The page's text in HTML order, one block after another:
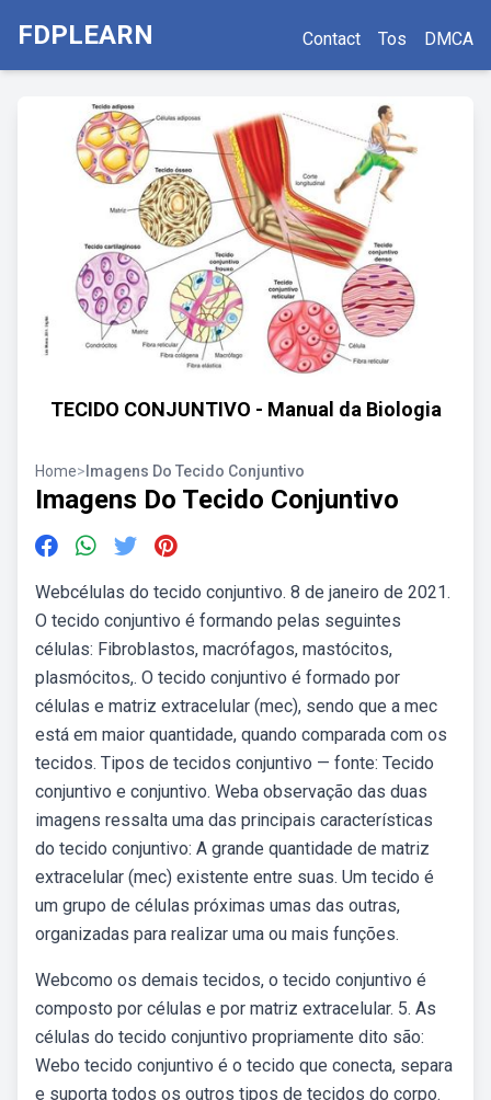
FDPLEARN Contact Tos DMCA
TECIDO CONJUNTIVO - Manual da Biologia
Home> Imagens Do Tecido Conjuntivo
Imagens Do Tecido Conjuntivo
Webcélulas do tecido conjuntivo. 8 de janeiro de 2021.
O tecido conjuntivo é formando pelas seguintes
células: Fibroblastos, macrófagos, mastócitos,
plasmócitos,. O tecido conjuntivo é formado por
células e matriz extracelular (mec), sendo que a mec
está em maior quantidade, quando comparada com os
tecidos. Tipos de tecidos conjuntivo — fonte: Tecido
conjuntivo e conjuntivo. Weba observação das duas
imagens ressalta uma das principais características
do tecido conjuntivo: A grande quantidade de matriz
extracelular (mec) existente entre suas. Um tecido é
um grupo de células próximas umas das outras,
organizadas para realizar uma ou mais funções.
Webcomo os demais tecidos, o tecido conjuntivo é
composto por células e por matriz extracelular. 5. As
células do tecido conjuntivo propriamente dito são:
Webo tecido conjuntivo é o tecido que conecta, separa
e suporta todos os outros tipos de tecidos do corpo.